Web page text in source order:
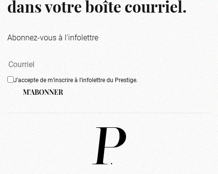
dans votre boîte courriel.
Abonnez-vous à l'infolettre
J'accepte de m'inscrire à l'infolettre du Prestige.
M'ABONNER